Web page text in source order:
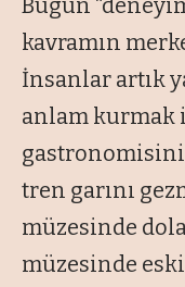
Bugün
kavramın
İnsanlar artık
anlam kurmak
tren garını
müzesinde
müzesinde